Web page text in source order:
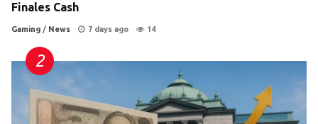
Finales Cash
Gaming / News 7 days ago 14